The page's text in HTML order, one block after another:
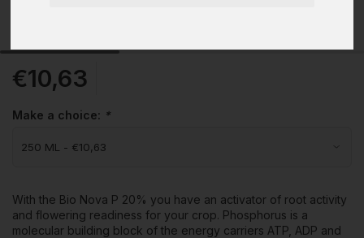
€10,63
Make a choice: *
With the Bio Nova P 20% you have an activator of root activity
and flowering readiness for your crop. Phosphorus is a
molecular building block of the energy carriers ATP, ADP and